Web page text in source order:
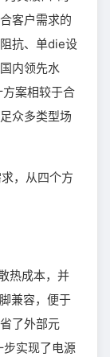
客户需求的
抗、单die设
内领先水
案相较于合
众多类型场
，从四个方
热成本，并
兼容，便于
了外部元
实现了电源